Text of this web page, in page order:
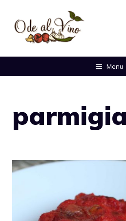
contenuto
Menu